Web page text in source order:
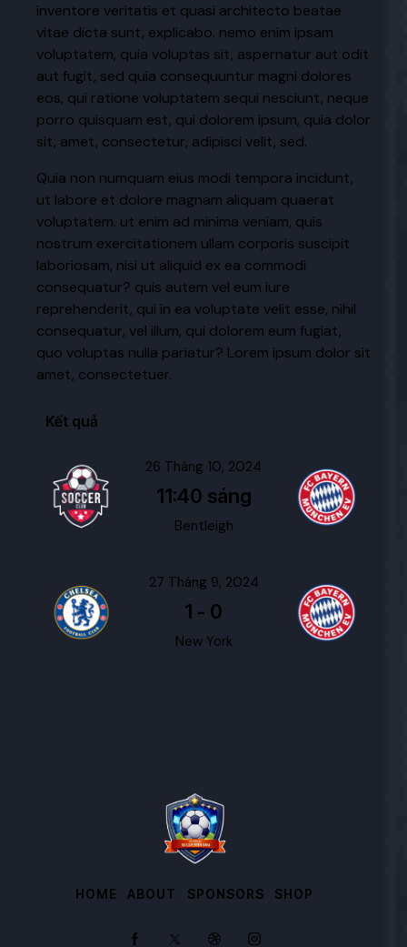
inventore veritatis et quasi architecto beatae
vitae dicta sunt, explicabo. nemo enim ipsam
voluptatem, quia voluptas sit, aspernatur aut odit
aut fugit, sed quia consequuntur magni dolores
eos, qui ratione voluptatem sequi nesciunt, neque
porro quisquam est, qui dolorem ipsum, quia dolor
sit, amet, consectetur, adipisci velit, sed.
Quia non numquam eius modi tempora incidunt,
ut labore et dolore magnam aliquam quaerat
voluptatem. ut enim ad minima veniam, quis
nostrum exercitationem ullam corporis suscipit
laboriosam, nisi ut aliquid ex ea commodi
consequatur? quis autem vel eum iure
reprehenderit, qui in ea voluptate velit esse, nihil
consequatur, vel illum, qui dolorem eum fugiat,
quo voluptas nulla pariatur? Lorem ipsum dolor sit
amet, consectetuer.
Kết quả
26 Tháng 10, 2024
11:40 sáng
Bentleigh
27 Tháng 9, 2024
1 - 0
New York
HOME ABOUT SPONSORS SHOP